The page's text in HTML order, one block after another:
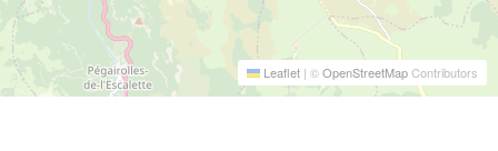
Leaflet | ©OpenStreetMapContributors